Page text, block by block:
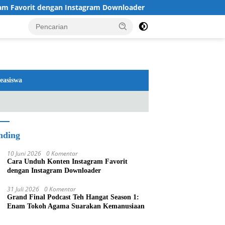
dengan Instagram Downloader
10 Juni 2026 0 Komentar
Cara Unduh Konten Instagram Favorit
dengan Instagram Downloader
31 Juli 2026 0 Komentar
Grand Final Podcast Teh Hangat Season 1:
Enam Tokoh Agama Suarakan Kemanusiaan